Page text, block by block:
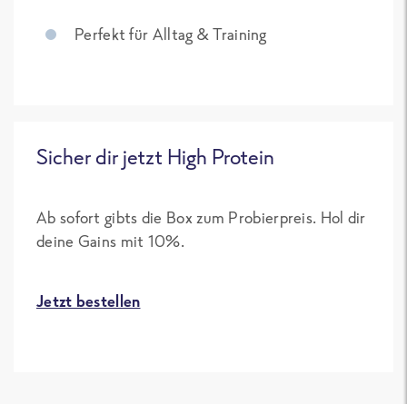
Perfekt für Alltag & Training
Sicher dir jetzt High Protein
Ab sofort gibts die Box zum Probierpreis. Hol dir
deine Gains mit 10%.
Jetzt bestellen